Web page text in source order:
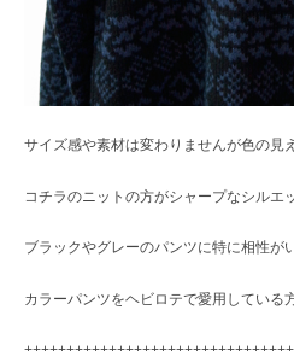
サイズ感や素材は変わりませんが色の見
コチラのニットの方がシャープなシルエ
ブラックやグレーのパンツに特に相性が
カラーパンツをヘビロテで愛用している